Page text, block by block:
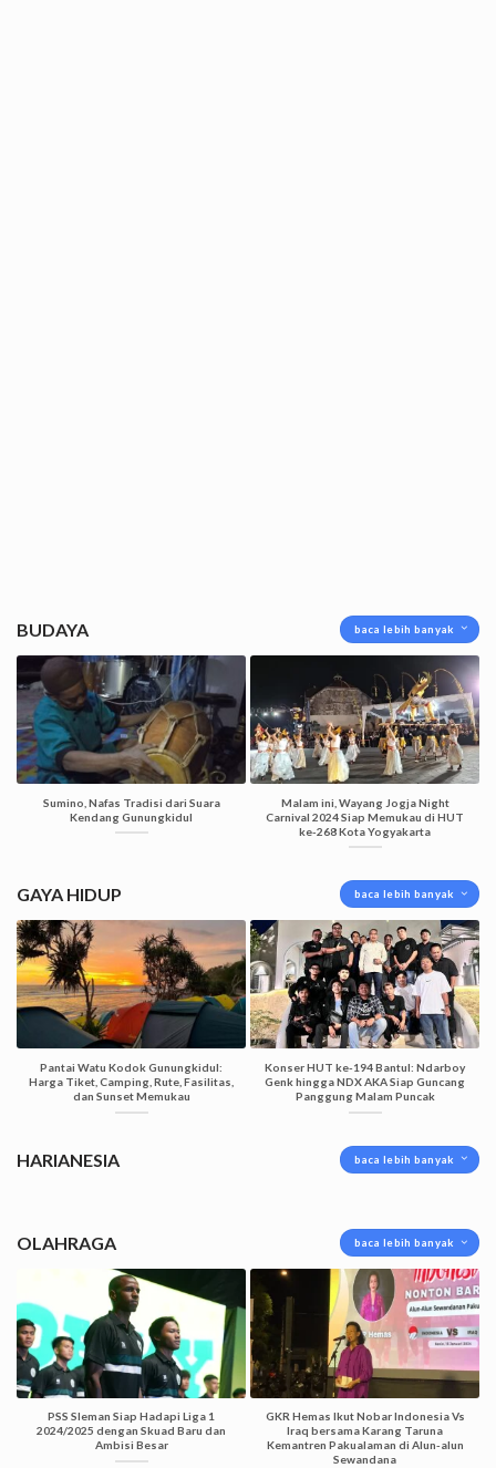
BUDAYA baca lebih banyak
Sumino, Nafas Tradisi dari Suara
Kendang Gunungkidul
Malam ini, Wayang Jogja Night
Carnival 2024 Siap Memukau di HUT
ke-268 Kota Yogyakarta
GAYA HIDUP baca lebih banyak
Pantai Watu Kodok Gunungkidul:
Harga Tiket, Camping, Rute, Fasilitas,
dan Sunset Memukau
Konser HUT ke-194 Bantul: Ndarboy
Genk hingga NDX AKA Siap Guncang
Panggung Malam Puncak
HARIANESIA baca lebih banyak
OLAHRAGA baca lebih banyak
PSS Sleman Siap Hadapi Liga 1
2024/2025 dengan Skuad Baru dan
Ambisi Besar
GKR Hemas Ikut Nobar Indonesia Vs
Iraq bersama Karang Taruna
Kemantren Pakualaman di Alun-alun
Sewandana